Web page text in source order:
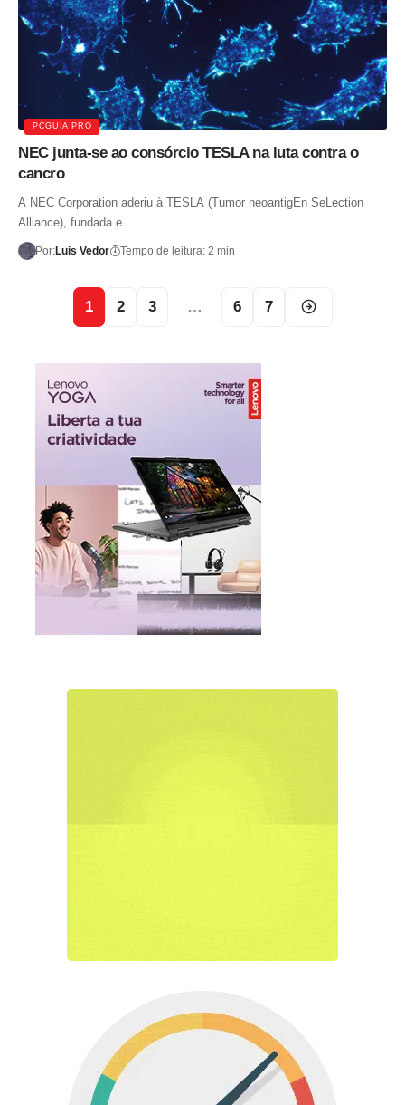
PCGUIA PRO
NEC junta-se ao consórcio TESLA na luta contra o
cancro
A NEC Corporation aderiu à TESLA (Tumor neoantigEn SeLection
Alliance), fundada e…
Por:Luis Vedor Tempo de leitura: 2 min
1 2 3 … 6 7